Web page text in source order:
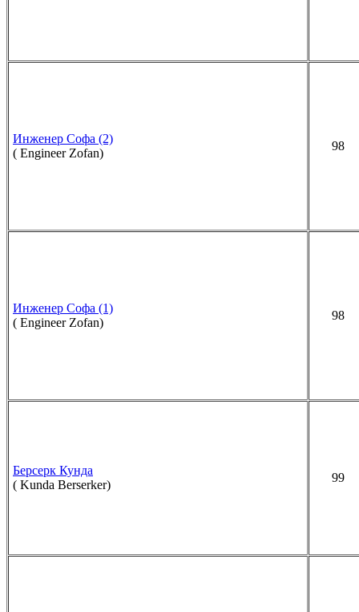
Инженер Софа (2)
( Engineer Zofan)
98
Инженер Софа (1)
( Engineer Zofan)
98
Берсерк Кунда
( Kunda Berserker)
99